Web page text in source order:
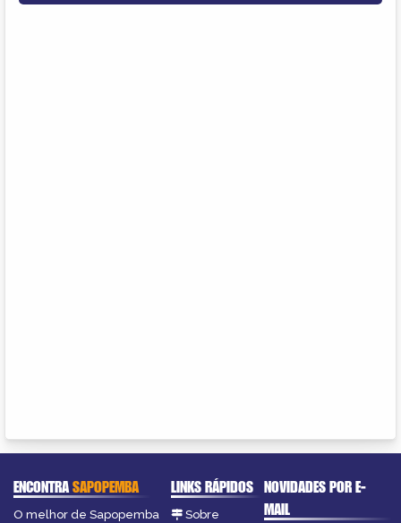
ENCONTRASAPOPEMBA
O melhor de Sapopemba
LINKS RÁPIDOS
Sobre
NOVIDADES POR E-
MAIL